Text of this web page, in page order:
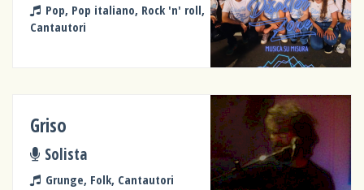
Pop, Pop italiano, Rock 'n' roll,
Cantautori
Griso
Solista
Grunge, Folk, Cantautori